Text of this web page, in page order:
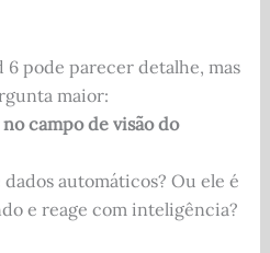
pode parecer detalhe, mas
maior:
campo de visão do
automáticos? Ou ele é
e reage com inteligência?